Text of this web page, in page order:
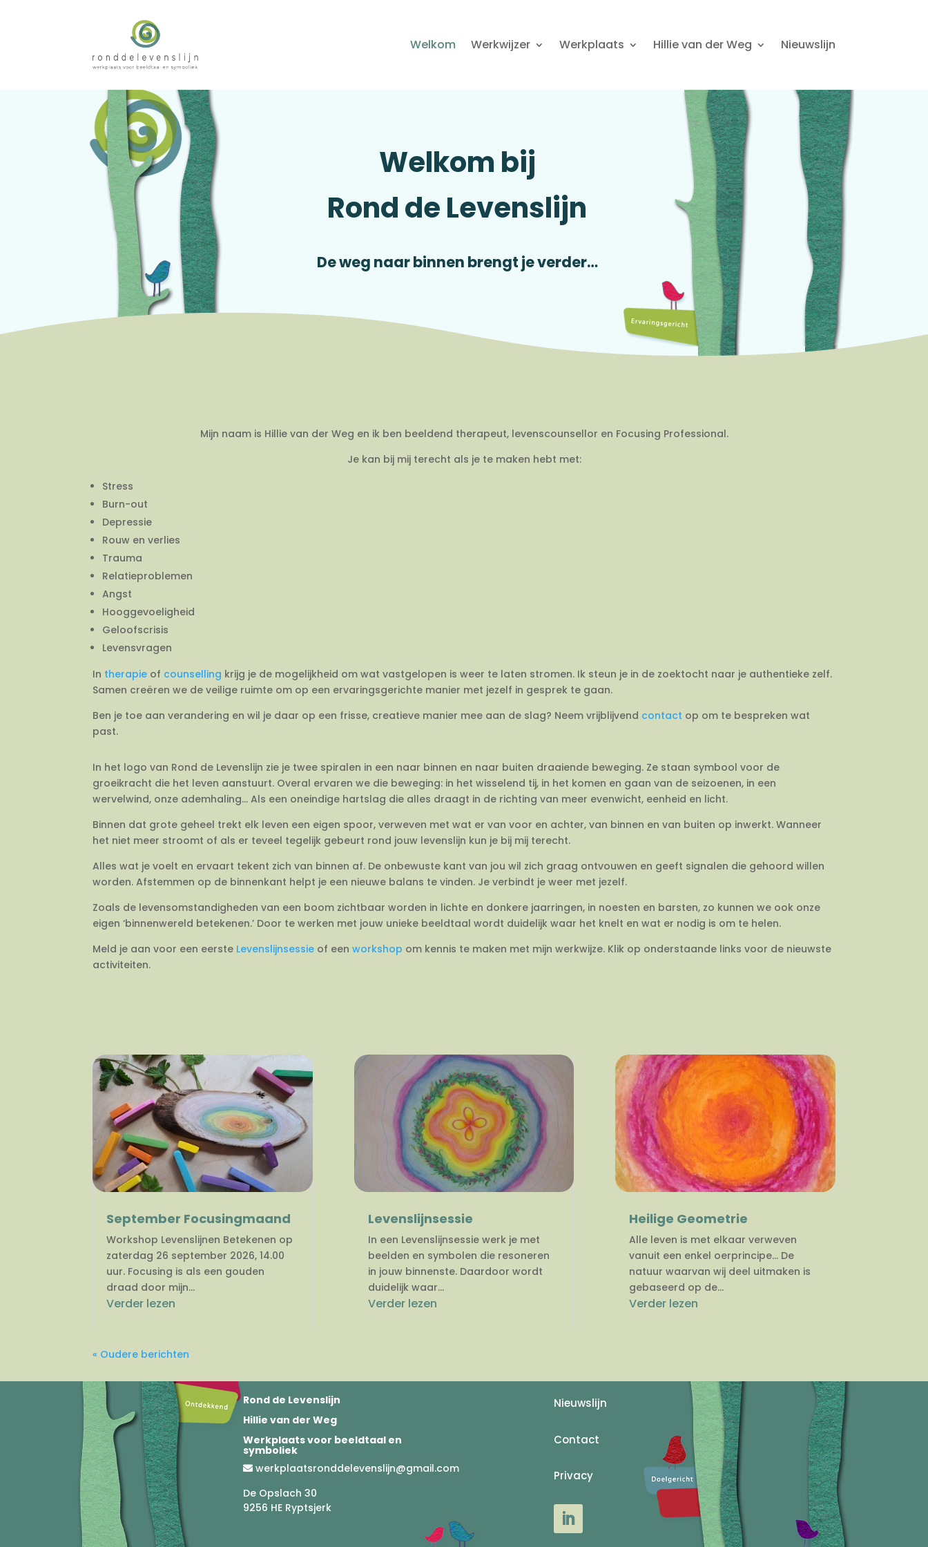
Welkom Werkwijzer Werkplaats Hillie van der Weg Nieuwslijn
Welkom bij
Rond de Levenslijn
De weg naar binnen brengt je verder…
Mijn naam is Hillie van der Weg en ik ben beeldend therapeut, levenscounsellor en Focusing Professional.
Je kan bij mij terecht als je te maken hebt met:
Stress
Burn-out
Depressie
Rouw en verlies
Trauma
Relatieproblemen
Angst
Hooggevoeligheid
Geloofscrisis
Levensvragen
In therapie of counselling krijg je de mogelijkheid om wat vastgelopen is weer te laten stromen. Ik steun je in de zoektocht naar je authentieke zelf.
Samen creëren we de veilige ruimte om op een ervaringsgerichte manier met jezelf in gesprek te gaan.
Ben je toe aan verandering en wil je daar op een frisse, creatieve manier mee aan de slag? Neem vrijblijvend contact op om te bespreken wat
past.
In het logo van Rond de Levenslijn zie je twee spiralen in een naar binnen en naar buiten draaiende beweging. Ze staan symbool voor de
groeikracht die het leven aanstuurt. Overal ervaren we die beweging: in het wisselend tij, in het komen en gaan van de seizoenen, in een
wervelwind, onze ademhaling… Als een oneindige hartslag die alles draagt in de richting van meer evenwicht, eenheid en licht.
Binnen dat grote geheel trekt elk leven een eigen spoor, verweven met wat er van voor en achter, van binnen en van buiten op inwerkt. Wanneer
het niet meer stroomt of als er teveel tegelijk gebeurt rond jouw levenslijn kun je bij mij terecht.
Alles wat je voelt en ervaart tekent zich van binnen af. De onbewuste kant van jou wil zich graag ontvouwen en geeft signalen die gehoord willen
worden. Afstemmen op de binnenkant helpt je een nieuwe balans te vinden. Je verbindt je weer met jezelf.
Zoals de levensomstandigheden van een boom zichtbaar worden in lichte en donkere jaarringen, in noesten en barsten, zo kunnen we ook onze
eigen ‘binnenwereld betekenen.’ Door te werken met jouw unieke beeldtaal wordt duidelijk waar het knelt en wat er nodig is om te helen.
Meld je aan voor een eerste Levenslijnsessie of eenworkshop om kennis te maken met mijn werkwijze. Klik op onderstaande links voor de nieuwste
activiteiten.
September Focusingmaand
Workshop Levenslijnen Betekenen op
zaterdag 26 september 2026, 14.00
uur. Focusing is als een gouden
draad door mijn...
Verder lezen
Levenslijnsessie
In een Levenslijnsessie werk je met
beelden en symbolen die resoneren
in jouw binnenste. Daardoor wordt
duidelijk waar...
Verder lezen
Heilige Geometrie
Alle leven is met elkaar verweven
vanuit een enkel oerprincipe… De
natuur waarvan wij deel uitmaken is
gebaseerd op de...
Verder lezen
« Oudere berichten
Rond de Levenslijn
Hillie van der Weg
Werkplaats voor beeldtaal en
symboliek
werkplaatsronddelevenslijn@gmail.com
De Opslach 30
9256 HE Ryptsjerk
Nieuwslijn
Contact
Privacy